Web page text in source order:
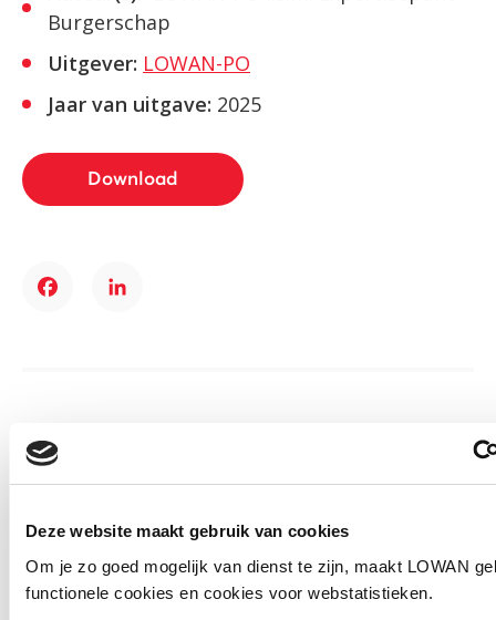
Deze website maakt gebruik van cookies
Om je zo goed mogelijk van dienst te zijn, maakt LOWAN
functionele cookies en cookies voor webstatistieken.
Burgerschap
Uitgever: LOWAN-PO
Jaar van uitgave: 2025
Download
FacebookLinkedIn
Gerelateerde vakkennis